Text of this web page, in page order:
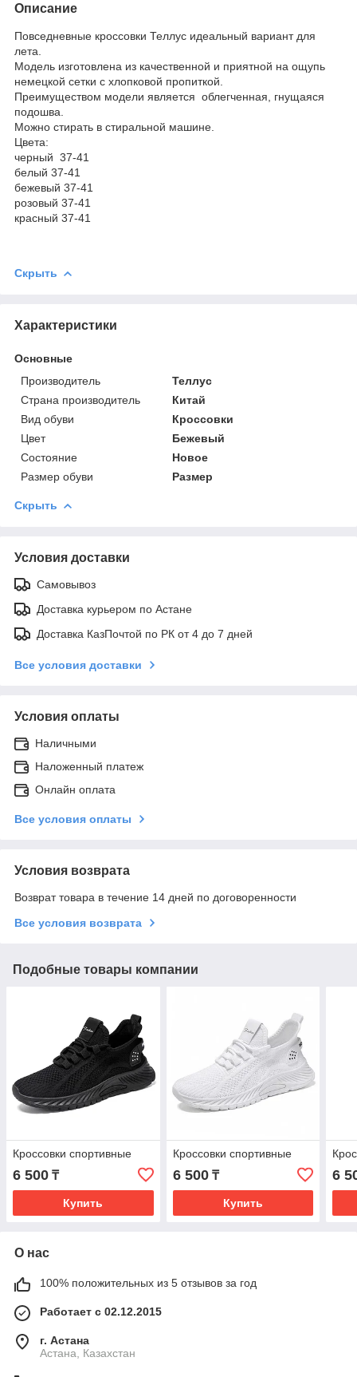
Описание
Повседневные кроссовки Теллус идеальный вариант для
лета.
Модель изготовлена из качественной и приятной на ощупь
немецкой сетки c хлопковой пропиткой.
Преимуществом модели является облегченная, гнущаяся
подошва.
Можно стирать в стиральной машине.
Цвета:
черный 37-41
белый 37-41
бежевый 37-41
розовый 37-41
красный 37-41
Скрыть
Характеристики
Основные
Производитель
Теллус
Страна производитель
Китай
Вид обуви
Кроссовки
Цвет
Бежевый
Состояние
Новое
Размер обуви
Размер
Скрыть
Условия доставки
Самовывоз
Доставка курьером по Астане
Доставка КазПочтой по РК от 4 до 7 дней
Все условия доставки
Условия оплаты
Наличными
Наложенный платеж
Онлайн оплата
Все условия оплаты
Условия возврата
Возврат товара в течение 14 дней по договоренности
Все условия возврата
Подобные товары компании
Кроссовки спортивные
6 500 ₸
Купить
Кроссовки спортивные
6 500₸
Купить
6
О нас
100% положительных из 5 отзывов за год
Работает с 02.12.2015
г. Астана
Астана, Казахстан